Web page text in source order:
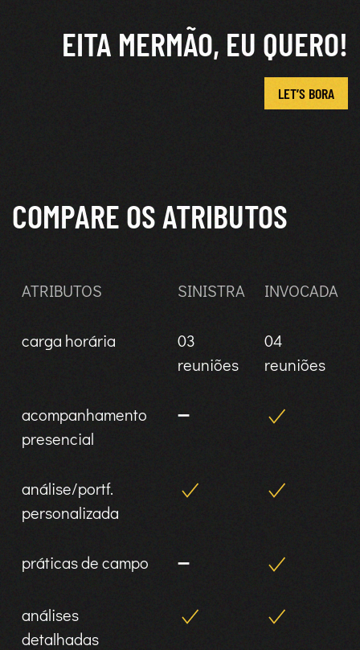
EITA MERMÃO, EU QUERO!
LET’S BORA
COMPARE OS ATRIBUTOS
ATRIBUTOS SINISTRA INVOCADA
carga horária
03
reuniões
04
reuniões
acompanhamento
presencial
➖
análise/portf.
personalizada
práticas de campo ➖
análises
detalhadas